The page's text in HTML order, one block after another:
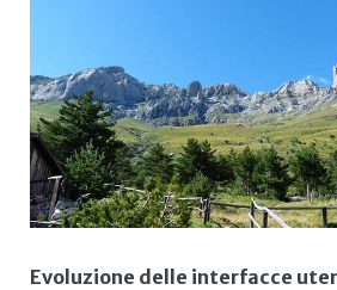
Evoluzione delle interfacce